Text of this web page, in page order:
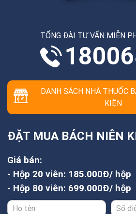
TỔNG ĐÀI TƯ VẤN MIỄN
DANH SÁCH NHÀ THUỐC
KIỆN
ĐẶT MUA BÁCH NIÊN
Giá bán:
- Hộp 20 viên: 185.000Đ/ hộp
- Hộp 80 viên: 699.000Đ/ hộp